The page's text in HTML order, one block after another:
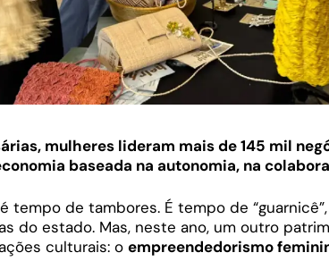
mulheres lideram mais de 145 mil
baseada na autonomia, na
tempo de tambores. É tempo de
do estado. Mas, neste ano, um outro
culturais: o empreendedorismo